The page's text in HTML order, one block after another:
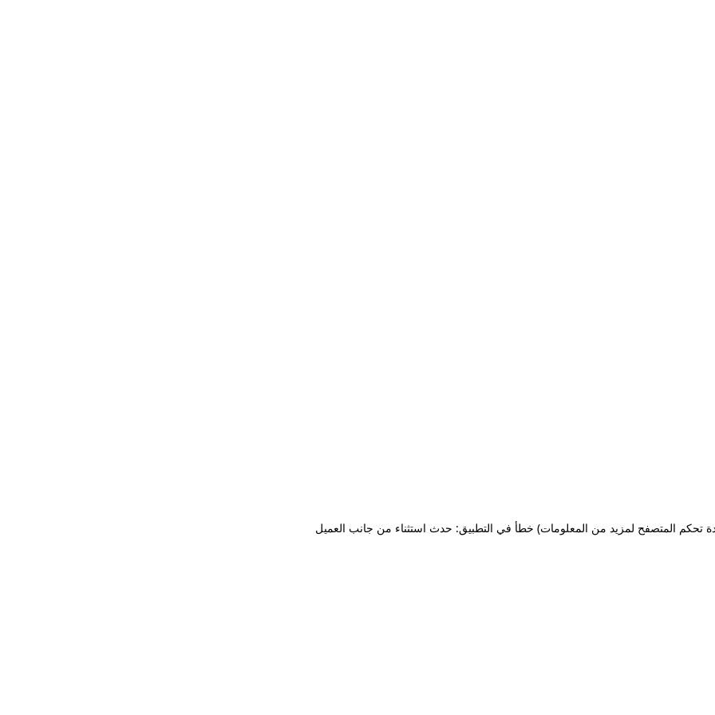
خطأ في التطبيق: حدث استثناء من جانب العميل تحكم المتصفح لمزيد من المعلومات)